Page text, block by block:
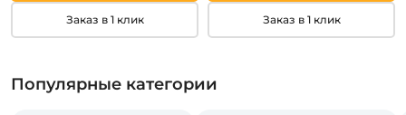
Заказ в 1 клик Заказ в 1 клик
Популярные категории